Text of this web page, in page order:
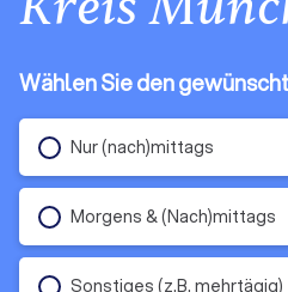
Wählen Sie den
Nur (nach)mittags
Morgens & (Nach)mittags
Sonstiges (z.B. mehrtägig)